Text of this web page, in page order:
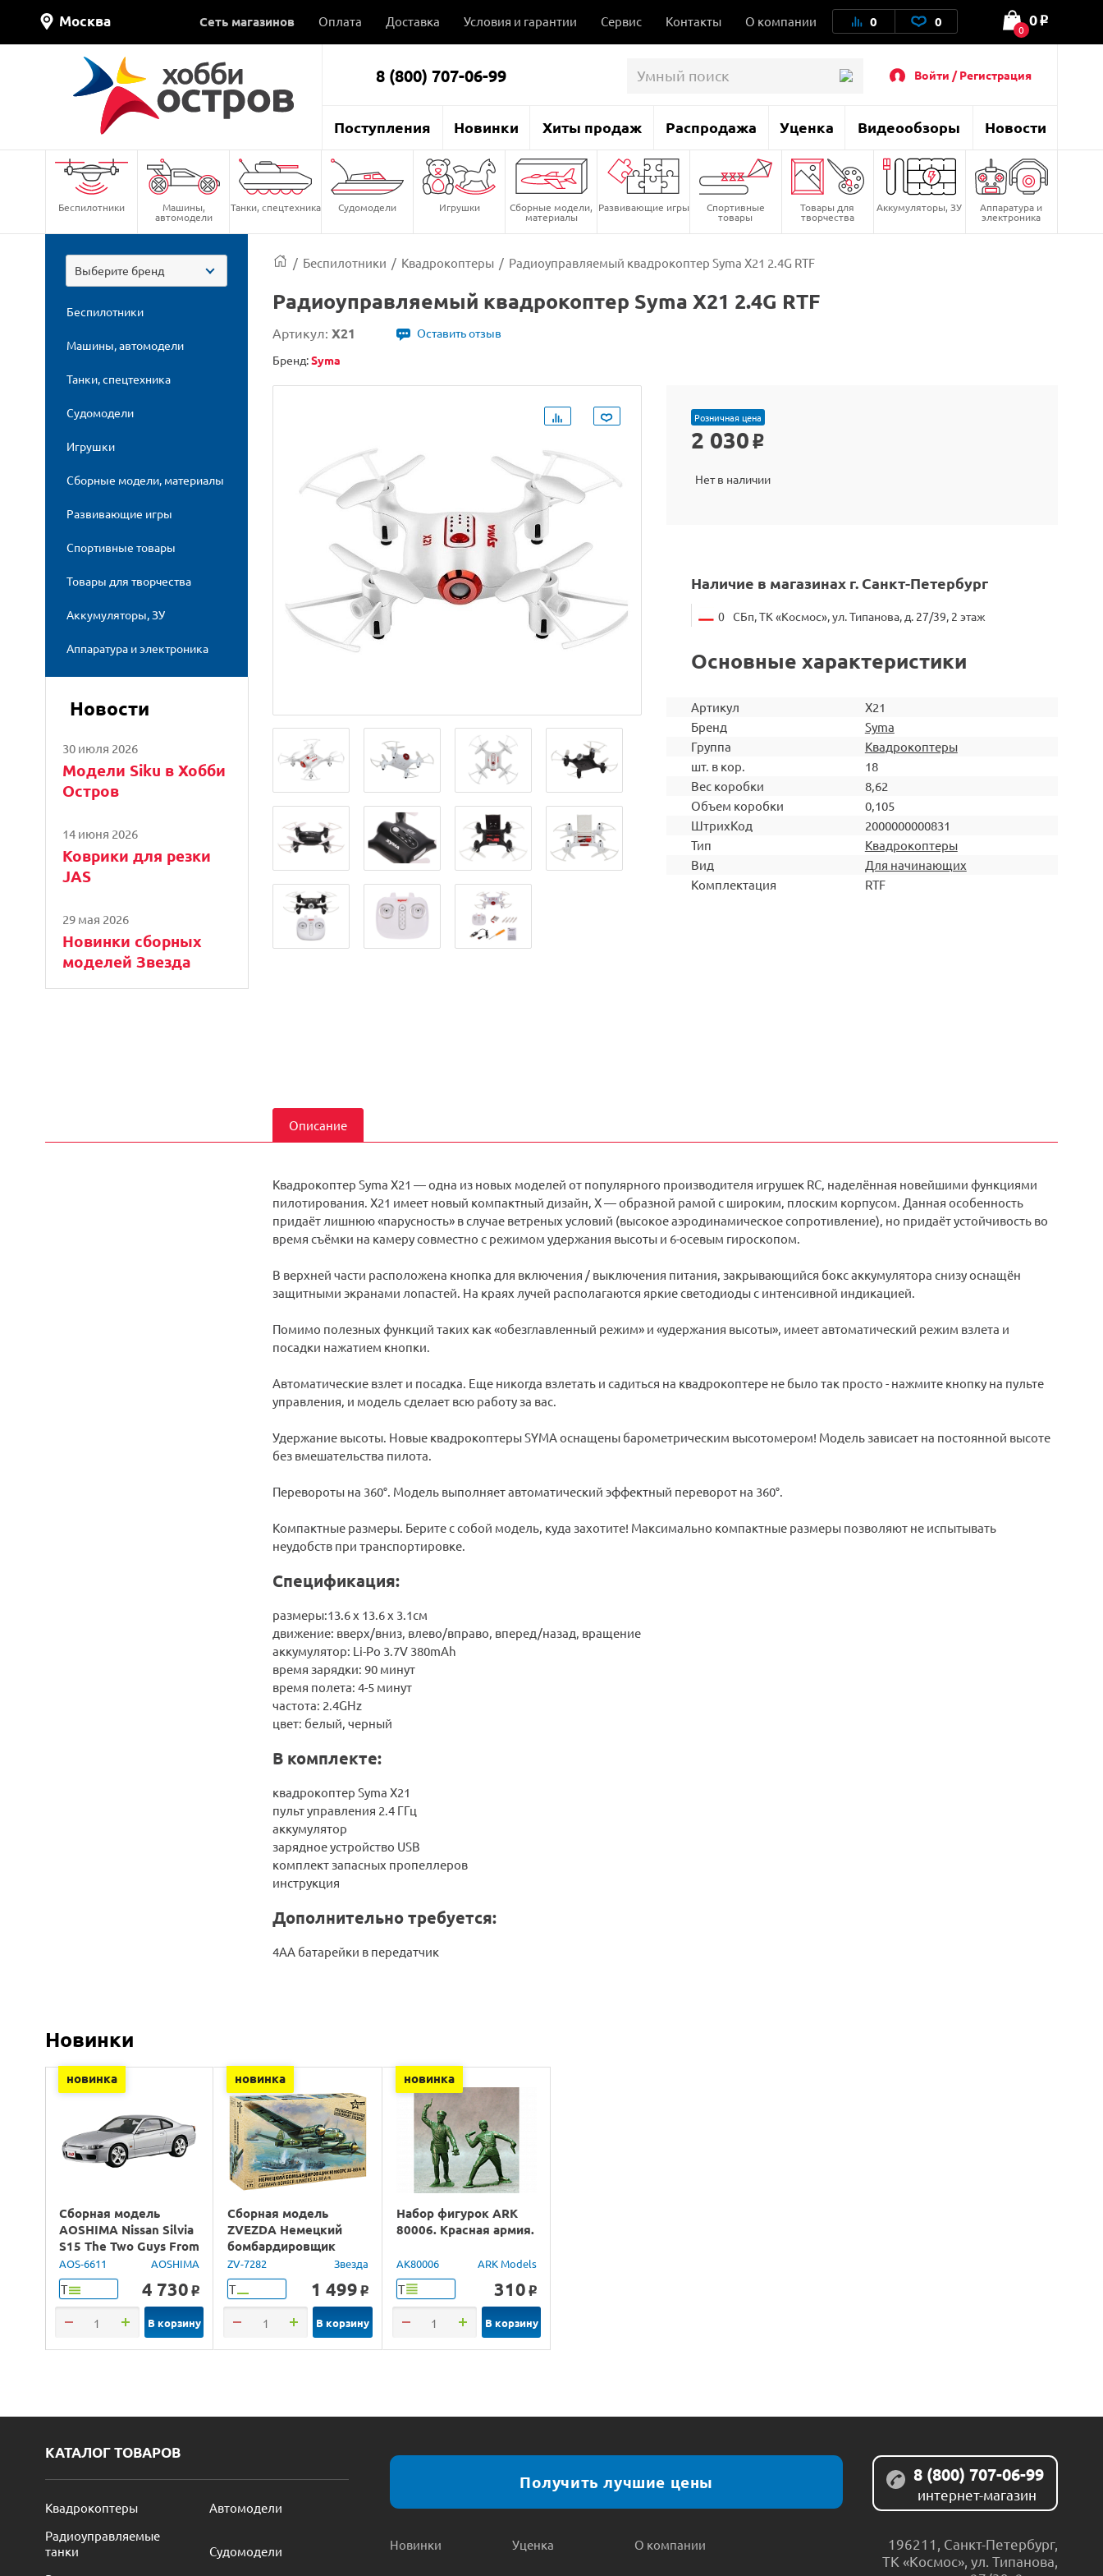
Москва Сеть магазинов Оплата Доставка Условия и гарантии Сервис Контакты О компании 0 0 0
0 o
8 (800) 707-06-99 Войти / Регистрация
Поступления Новинки Хиты продаж Распродажа Уценка Видеообзоры Новости
Беспилотники Машины,
автомодели
Танки, спецтехника Судомодели Игрушки Сборные модели,
материалы
Развивающие игры Спортивные
товары
Товары для
творчества
Аккумуляторы, ЗУ Аппаратура и
электроника
Выберите бренд
Беспилотники
Машины, автомодели
Танки, спецтехника
Судомодели
Игрушки
Сборные модели, материалы
Развивающие игры
Спортивные товары
Товары для творчества
Аккумуляторы, ЗУ
Аппаратура и электроника
Новости
30 июля 2026
Модели Siku в Хобби
Остров
14 июня 2026
Коврики для резки
JAS
29 мая 2026
Новинки сборных
моделей Звезда
/ Беспилотники / Квадрокоптеры / Радиоуправляемый квадрокоптер Syma X21 2.4G RTF
Радиоуправляемый квадрокоптер Syma X21 2.4G RTF
Артикул: X21
Оставить отзыв
Бренд:Syma
Розничная цена
2 030 o
Нет в наличии
Наличие в магазинах г. Санкт-Петербург
0 СБп, ТК «Космос», ул. Типанова, д. 27/39, 2 этаж
Основные характеристики
Артикул
X21
Бренд
Syma
Группа
Квадрокоптеры
шт. в кор.
18
Вес коробки
8,62
Объем коробки
0,105
ШтрихКод
2000000000831
Тип
Квадрокоптеры
Вид
Для начинающих
Комплектация
RTF
Описание
Квадрокоптер Syma X21 — одна из новых моделей от популярного производителя игрушек RC, наделённая новейшими функциями
пилотирования. X21 имеет новый компактный дизайн, Х — образной рамой с широким, плоским корпусом. Данная особенность
придаёт лишнюю «парусность» в случае ветреных условий (высокое аэродинамическое сопротивление), но придаёт устойчивость во
время съёмки на камеру совместно с режимом удержания высоты и 6-осевым гироскопом.
В верхней части расположена кнопка для включения / выключения питания, закрывающийся бокс аккумулятора снизу оснащён
защитными экранами лопастей. На краях лучей располагаются яркие светодиоды с интенсивной индикацией.
Помимо полезных функций таких как «обезглавленный режим» и «удержания высоты», имеет автоматический режим взлета и
посадки нажатием кнопки.
Автоматические взлет и посадка. Еще никогда взлетать и садиться на квадрокоптере не было так просто - нажмите кнопку на пульте
управления, и модель сделает всю работу за вас.
Удержание высоты. Новые квадрокоптеры SYMA оснащены барометрическим высотомером! Модель зависает на постоянной высоте
без вмешательства пилота.
Перевороты на 360°. Модель выполняет автоматический эффектный переворот на 360°.
Компактные размеры. Берите с собой модель, куда захотите! Максимально компактные размеры позволяют не испытывать
неудобств при транспортировке.
Спецификация:
размеры:13.6 х 13.6 х 3.1см
движение: вверх/вниз, влево/вправо, вперед/назад, вращение
аккумулятор: Li-Po 3.7V 380mAh
время зарядки: 90 минут
время полета: 4-5 минут
частота: 2.4GHz
цвет: белый, черный
В комплекте:
квадрокоптер Syma X21
пульт управления 2.4 ГГц
аккумулятор
зарядное устройство USB
комплект запасных пропеллеров
инструкция
Дополнительно требуется:
4АА батарейки в передатчик
Новинки
новинка
Сборная модель
AOSHIMA Nissan Silvia
S15 The Two Guys From
Tokyo, 1/24
AOS-6611 AOSHIMA
Т 4 730 o
В корзину
новинка
Сборная модель
ZVEZDA Немецкий
бомбардировщик
Юнкерс Ju-88, 1/72
ZV-7282 Звезда
Т 1 499 o
В корзину
новинка
Набор фигурок ARK
80006. Красная армия.
AK80006 ARK Models
Т 310 o
В корзину
КАТАЛОГ ТОВАРОВ
Квадрокоптеры
Автомодели
Радиоуправляемые
танки
Судомодели
Получить лучшие цены
Новинки Уценка О компании
8 (800) 707-06-99
интернет-магазин
196211 Санкт-Петербург,
ТК «Космос», ул. Типанова,